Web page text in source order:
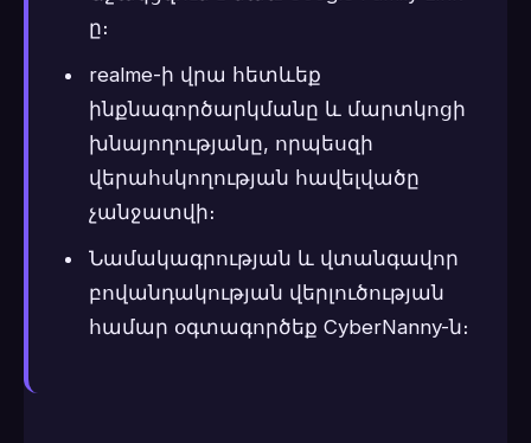
ը։
realme-ի վրա հետևեք
ինքնագործարկմանը և մարտկոցի
խնայողությանը, որպեսզի
վերահսկողության հավելվածը
չանջատվի։
Նամակագրության և վտանգավոր
բովանդակության վերլուծության
համար օգտագործեք CyberNanny-ն։